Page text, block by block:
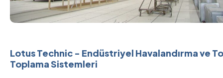
Lotus Technic - Endüstriyel Havalandırma ve
Toplama Sistemleri